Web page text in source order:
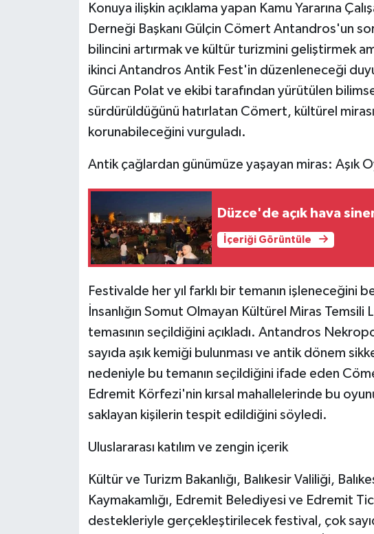
Konuya ilişkin açıklama yapan Kamu Yararına
Derneği Başkanı Gülçin Cömert Antandros'un
bilincini artırmak ve kültür turizmini geliştirmek
ikinci Antandros Antik Fest'in düzenleneceği
Gürcan Polat ve ekibi tarafından yürütülen bilimsel
sürdürüldüğünü hatırlatan Cömert, kültürel
korunabileceğini vurguladı.
Antik çağlardan günümüze yaşayan miras: Aşık
Düzce'de açık hava
İçeriği Görüntüle
Festivalde her yıl farklı bir temanın işleneceğini
İnsanlığın Somut Olmayan Kültürel Miras
temasının seçildiğini açıkladı. Antandros
sayıda aşık kemiği bulunması ve antik dönem
nedeniyle bu temanın seçildiğini ifade eden
Edremit Körfezi'nin kırsal mahallelerinde bu
saklayan kişilerin tespit edildiğini söyledi.
Uluslararası katılım ve zengin içerik
Kültür ve Turizm Bakanlığı, Balıkesir Valiliği,
Kaymakamlığı, Edremit Belediyesi ve Edremit
destekleriyle gerçekleştirilecek festival, çok
MAGAZİN
Otomobil
POLİTİKA
TEKNOLOJİ
ÜLKE GÜNDEMİ
Yerel Haberler